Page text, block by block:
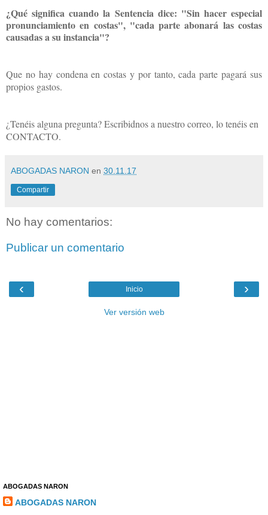
¿Qué significa cuando la Sentencia dice: "Sin hacer especial
pronunciamiento en costas", "cada parte abonará las costas
causadas a su instancia"?
Que no hay condena en costas y por tanto, cada parte pagará sus
propios gastos.
¿Tenéis alguna pregunta? Escribidnos a nuestro correo, lo tenéis en
CONTACTO.
ABOGADAS NARON en 30.11.17
Compartir
No hay comentarios:
Publicar un comentario
‹ ›
Inicio
Ver versión web
ABOGADAS NARON
ABOGADAS NARON